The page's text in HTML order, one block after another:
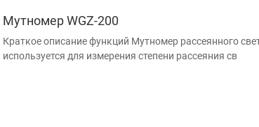
Мутномер WGZ-200
Краткое описание функций Мутномер рассеянного
используется для измерения степени рассеяния св